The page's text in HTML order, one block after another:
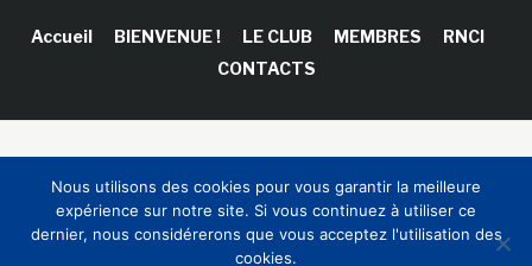
Accueil BIENVENUE ! LE CLUB MEMBRES
RNCI
CONTACTS
Sinapses Conseils
Nous utilisons des cookies pour vous garantir la meilleure
expérience sur notre site. Si vous continuez à utiliser ce
dernier, nous considérerons que vous acceptez l'utilisation des
cookies.